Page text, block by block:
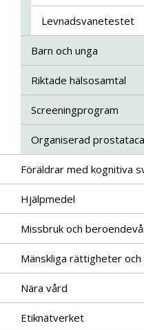
Levnadsvanetestet
Barn och unga
Riktade hälsosamtal
Screeningprogram
Organiserad
Föräldrar med kognitiva
Hjälpmedel
Missbruk och
Mänskliga rättigheter
Nära vård
Etiknätverket